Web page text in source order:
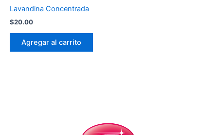
Lavandina Concentrada
$20.00
Agregar al carrito